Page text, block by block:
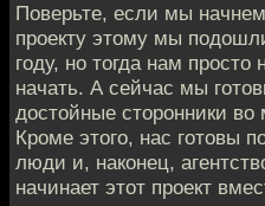
Поверьте, если мы
проекту этому мы
году, но тогда нам
начать. А сейчас мы
достойные сторонники во
Кроме этого, нас готовы
люди и, наконец,
начинает этот проект